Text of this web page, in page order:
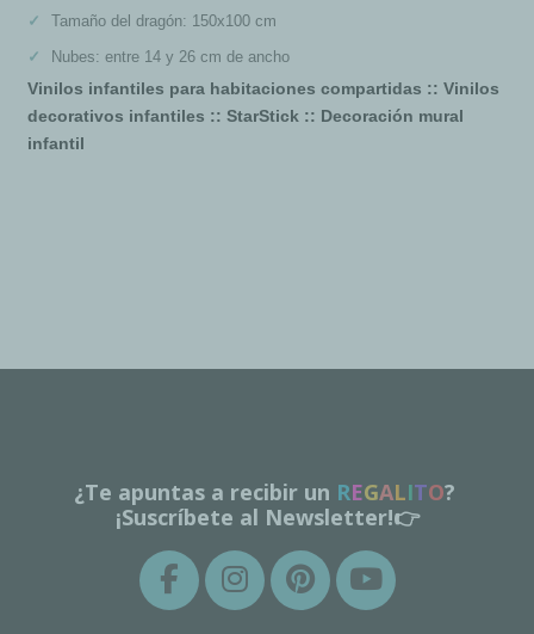
Tamaño del dragón: 150x100 cm
Nubes: entre 14 y 26 cm de ancho
Vinilos infantiles para habitaciones compartidas :: Vinilos
decorativos infantiles :: StarStick :: Decoración mural
infantil
¿Te apuntas a recibir un REGALITO?
¡Suscríbete al Newsletter!👉